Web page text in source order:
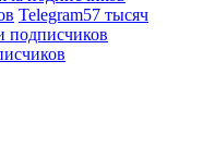
Telegram57 тысяч
подписчиков